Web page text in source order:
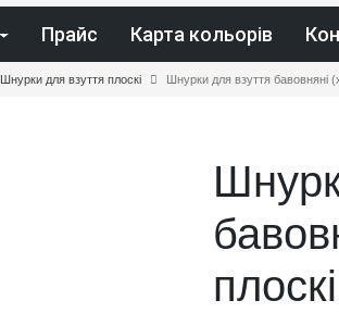
Прайс Карта кольорів
Шнурки для взуття плоскі Шнурки для взуття бавовняні